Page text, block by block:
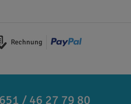
Rechnung
/ 46 27 79 80